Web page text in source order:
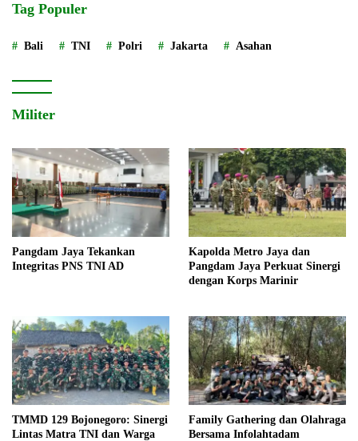
Tag Populer
Bali TNI Polri Jakarta Asahan
Militer
Pangdam Jaya Tekankan
Integritas PNS TNI AD
Kapolda Metro Jaya dan
Pangdam Jaya Perkuat Sinergi
dengan Korps Marinir
TMMD 129 Bojonegoro: Sinergi
Lintas Matra TNI dan Warga
Family Gathering dan Olahraga
Bersama Infolahtadam